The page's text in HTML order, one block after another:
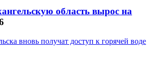
область вырос на